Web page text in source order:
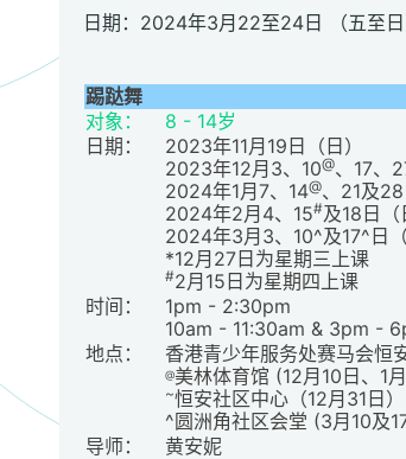
日期：2024年3月22至24日 （五至日
踢跶舞
对象：
8 - 14岁
日期：
2023年11月19日（日）
2023年12月3、10@、17、
2024年1月7、14@、21及28
2024年2月4、15#及18日
2024年3月3、10^及17^日
*12月27日为星期三上课
#2月15日为星期四上课
时间：
1pm - 2:30pm
10am - 11:30am & 3pm -
地点：
香港青少年服务处赛马会恒
@美林体育馆 (12月10日、1月
~恒安社区中心（12月31日）
^圆洲角社区会堂 (3月10及
导师：
黄安妮